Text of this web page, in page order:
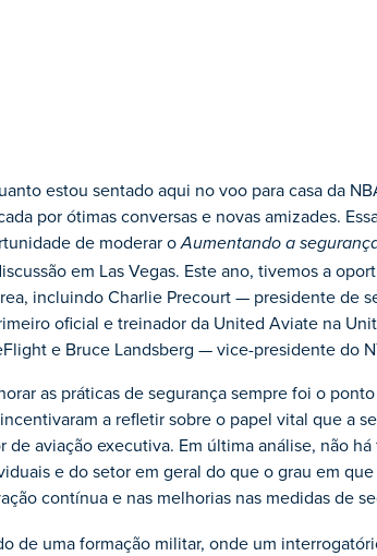
estou sentado aqui no voo para casa da
por ótimas conversas e novas amizades.
de moderar oAumentando a
em Las Vegas. Este ano, tivemos a
incluindo Charlie Precourt — presidente de
oficial e treinador da United Aviate na
e Bruce Landsberg — vice-presidente do
as práticas de segurança sempre foi o
a refletir sobre o papel vital que a
de aviação executiva. Em última análise, não
e do setor em geral do que o grau em
contínua e nas melhorias nas medidas de
de uma formação militar, onde um